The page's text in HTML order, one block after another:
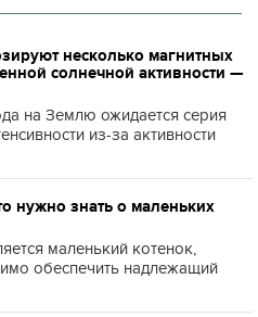
несколько магнитных
солнечной активности —
на Землю ожидается серия
из-за активности
нужно знать о маленьких
маленький котенок,
обеспечить надлежащий